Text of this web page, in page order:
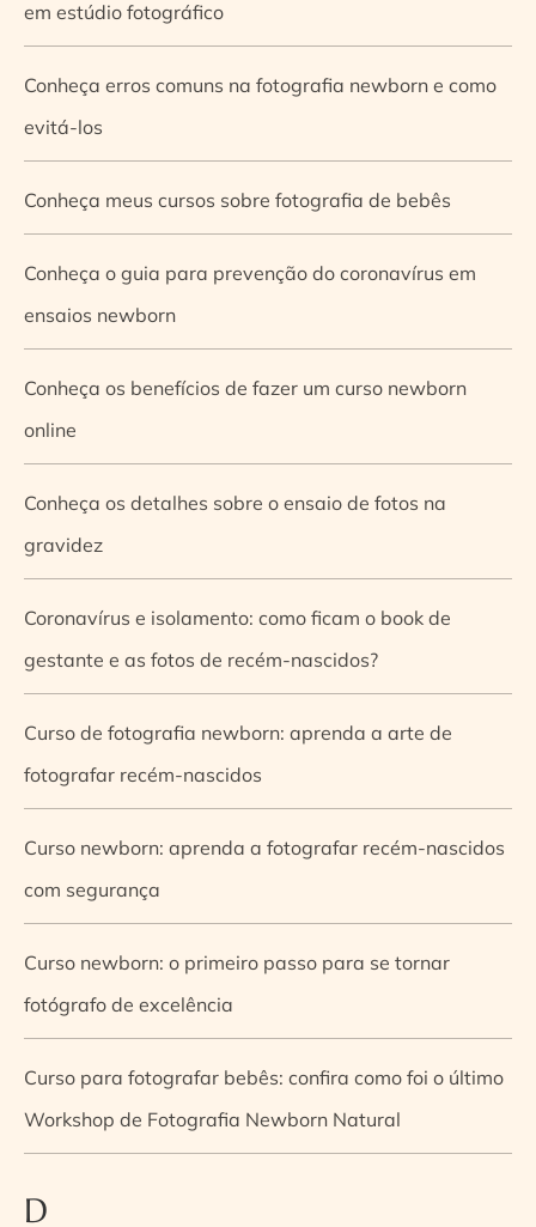
em estúdio fotográfico
Conheça erros comuns na fotografia newborn e como
evitá-los
Conheça meus cursos sobre fotografia de bebês
Conheça o guia para prevenção do coronavírus em
ensaios newborn
Conheça os benefícios de fazer um curso newborn
online
Conheça os detalhes sobre o ensaio de fotos na
gravidez
Coronavírus e isolamento: como ficam o book de
gestante e as fotos de recém-nascidos?
Curso de fotografia newborn: aprenda a arte de
fotografar recém-nascidos
Curso newborn: aprenda a fotografar recém-nascidos
com segurança
Curso newborn: o primeiro passo para se tornar
fotógrafo de excelência
Curso para fotografar bebês: confira como foi o último
Workshop de Fotografia Newborn Natural
D